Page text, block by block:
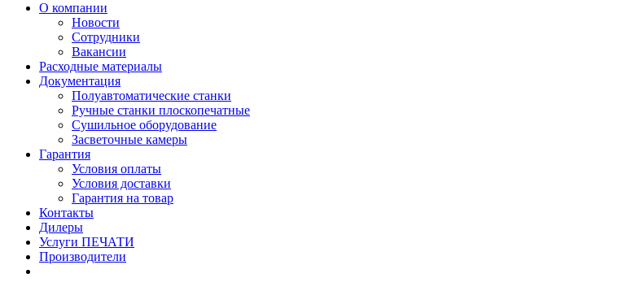
О компании
Новости
Сотрудники
Вакансии
Расходные материалы
Документация
Полуавтоматические станки
Ручные станки плоскопечатные
Сушильное оборудование
Засветочные камеры
Гарантия
Условия оплаты
Условия доставки
Гарантия на товар
Контакты
Дилеры
Услуги ПЕЧАТИ
Производители